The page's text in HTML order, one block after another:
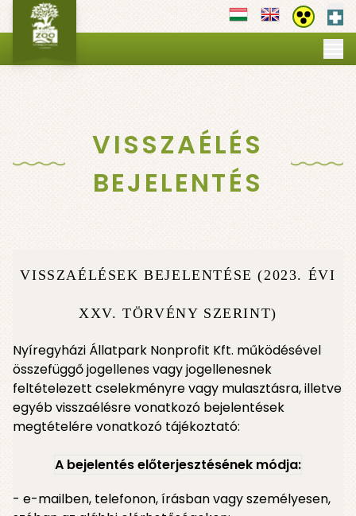
MI VILÁGUNK
PROGRAMOK
OKTATÁS ▼
GALÉRIA
VISSZAÉLÉS
BEJELENTÉS
VISSZAÉLÉSEK BEJELENTÉSE (2023. ÉVI
XXV. TÖRVÉNY SZERINT)
Nyíregyházi Állatpark Nonprofit Kft. működésével
összefüggő jogellenes vagy jogellenesnek
feltételezett cselekményre vagy mulasztásra, illetve
egyéb visszaélésre vonatkozó bejelentések
megtételére vonatkozó tájékoztató:
A bejelentés előterjesztésének módja:
- e-mailben, telefonon, írásban vagy személyesen,